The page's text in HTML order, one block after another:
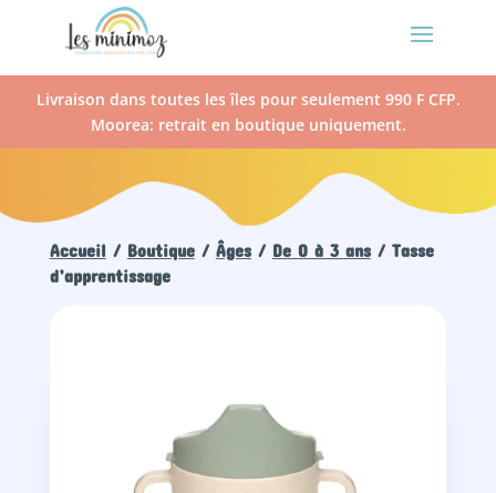
Livraison dans toutes les îles pour seulement 990 F CFP.
Moorea: retrait en boutique uniquement.
Accueil / Boutique/ Âges/ De 0 à 3 ans/ Tasse
d’apprentissage